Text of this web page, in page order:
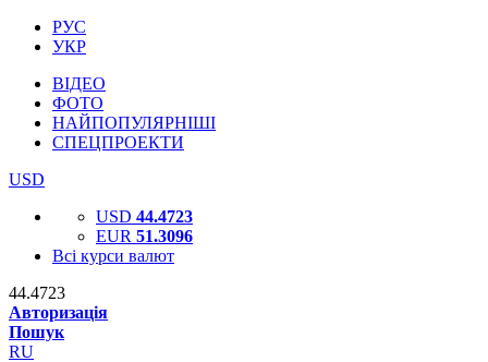
РУС
УКР
ВІДЕО
ФОТО
НАЙПОПУЛЯРНІШІ
СПЕЦПРОЕКТИ
USD
USD 44.4723
EUR 51.3096
Всі курси валют
44.4723
Авторизація
Пошук
RU